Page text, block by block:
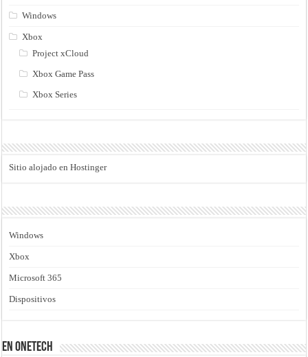
Windows
Xbox
Project xCloud
Xbox Game Pass
Xbox Series
Sitio alojado en Hostinger
Windows
Xbox
Microsoft 365
Dispositivos
En Onetech